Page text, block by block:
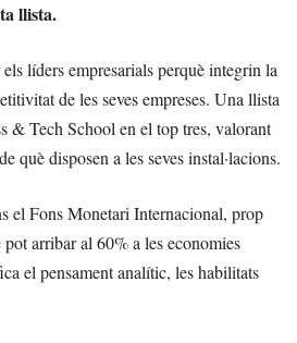
llista.
líders empresarials perquè integrin la
de les seves empreses. Una llista
& Tech School en el top tres, valorant
què disposen a les seves instal·lacions.
el Fons Monetari Internacional, prop
arribar al 60% a les economies
el pensament analític, les habilitats